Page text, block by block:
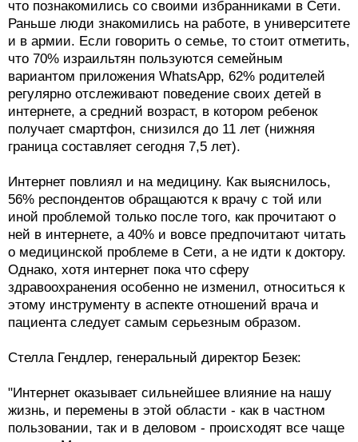
что познакомились со своими избранниками в Сети.
Раньше люди знакомились на работе, в университете
и в армии. Если говорить о семье, то стоит отметить,
что 70% израильтян пользуются семейным
вариантом приложения WhatsApp, 62% родителей
регулярно отслеживают поведение своих детей в
интернете, а средний возраст, в котором ребенок
получает смартфон, снизился до 11 лет (нижняя
граница составляет сегодня 7,5 лет).
Интернет повлиял и на медицину. Как выяснилось,
56% респондентов обращаются к врачу с той или
иной проблемой только после того, как прочитают о
ней в интернете, а 40% и вовсе предпочитают читать
о медицинской проблеме в Сети, а не идти к доктору.
Однако, хотя интернет пока что сферу
здравоохранения особенно не изменил, относиться к
этому инструменту в аспекте отношений врача и
пациента следует самым серьезным образом.
Стелла Гендлер, генеральный директор Безек:
"Интернет оказывает сильнейшее влияние на нашу
жизнь, и перемены в этой области - как в частном
пользовании, так и в деловом - происходят все чаще